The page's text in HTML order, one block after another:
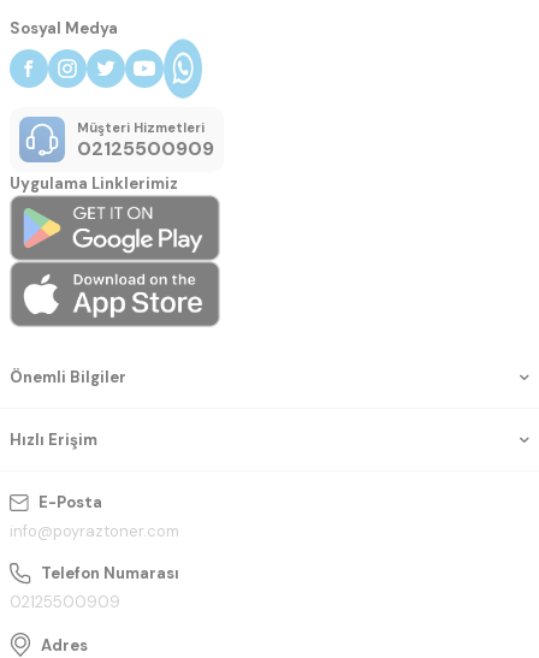
E-Posta
info@poyraztoner.com
Telefon Numarası
02125500909
Adres
Önemli Bilgiler
Hızlı Erişim
Sosyal Medya
Müşteri Hizmetleri
02125500909
Uygulama Linklerimiz